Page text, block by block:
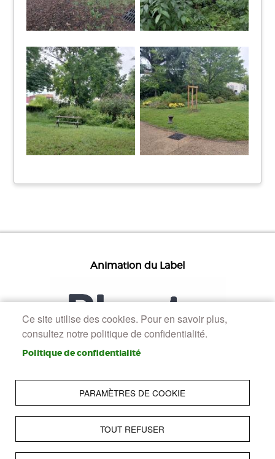
Animation du Label
Pied de page
Ce site utilise des cookies. Pour en savoir plus,
consultez notre politique de confidentialité.
Politique de confidentialité
PARAMÈTRES DE COOKIE
TOUT REFUSER